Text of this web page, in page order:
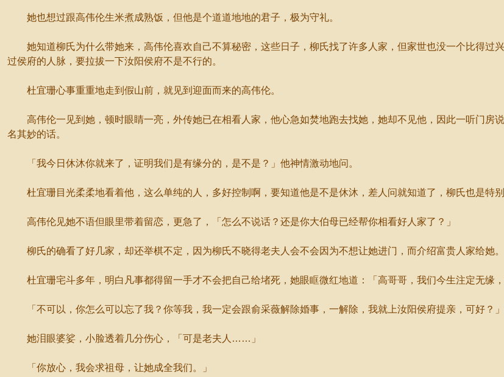
她也想过跟高伟伦生米煮成熟饭，但他是个道道地地的君子，极为守礼。
她知道柳氏为什么带她来，高伟伦喜欢自己不算秘密，这些日子，柳氏找了许多人家，但家世也没一个比得过
过侯府的人脉，要拉拔一下汝阳侯府不是不行的。
杜宜珊心事重重地走到假山前，就见到迎面而来的高伟伦。
高伟伦一见到她，顿时眼睛一亮，外传她已在相看人家，他心急如焚地跑去找她，她却不见他，因此一听门房
名其妙的话。
「我今日休沐你就来了，证明我们是有缘分的，是不是？」他神情激动地问。
杜宜珊目光柔柔地看着他，这么单纯的人，多好控制啊，要知道他是不是休沐，差人问就知道了，柳氏也是特别
高伟伦见她不语但眼里带着留恋，更急了，「怎么不说话？还是你大伯母已经帮你相看好人家了？」
柳氏的确看了好几家，却还举棋不定，因为柳氏不晓得老夫人会不会因为不想让她进门，而介绍富贵人家给她。
杜宜珊宅斗多年，明白凡事都得留一手才不会把自己给堵死，她眼眶微红地道：「高哥哥，我们今生注定无缘
「不可以，你怎么可以忘了我？你等我，我一定会跟俞采薇解除婚事，一解除，我就上汝阳侯府提亲，可好？」
她泪眼婆娑，小脸透着几分伤心，「可是老夫人……」
「你放心，我会求祖母，让她成全我们。」